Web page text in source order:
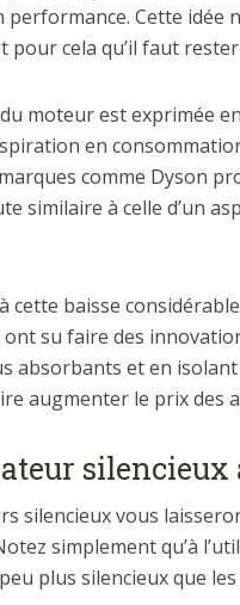
performance. Cette idée
pour cela qu’il faut
moteur est exprimée
en
comme Dyson
similaire à celle d’un
cette baisse
su faire des
absorbants et en
augmenter le prix des
silencieux
silencieux vous
simplement qu’à
plus silencieux que